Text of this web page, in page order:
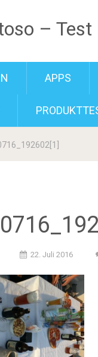
– Test
APPS
22. Juli 2016